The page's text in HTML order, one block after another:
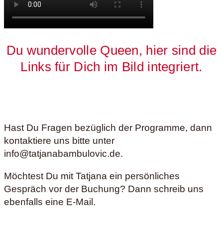
Du wundervolle Queen, hier sind die
Links für Dich im Bild integriert.
Hast Du Fragen bezüglich der Programme, dann
kontaktiere uns bitte unter
info@tatjanabambulovic.de.
Möchtest Du mit Tatjana ein persönliches
Gespräch vor der Buchung? Dann schreib uns
ebenfalls eine E-Mail.